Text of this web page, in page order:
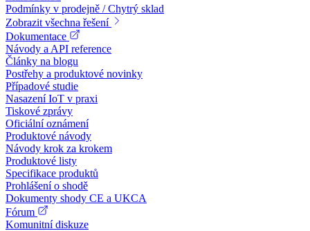
Podmínky v prodejně / Chytrý sklad
Zobrazit všechna řešení
Dokumentace
Návody a API reference
Články na blogu
Postřehy a produktové novinky
Případové studie
Nasazení IoT v praxi
Tiskové zprávy
Oficiální oznámení
Produktové návody
Návody krok za krokem
Produktové listy
Specifikace produktů
Prohlášení o shodě
Dokumenty shody CE a UKCA
Fórum
Komunitní diskuze